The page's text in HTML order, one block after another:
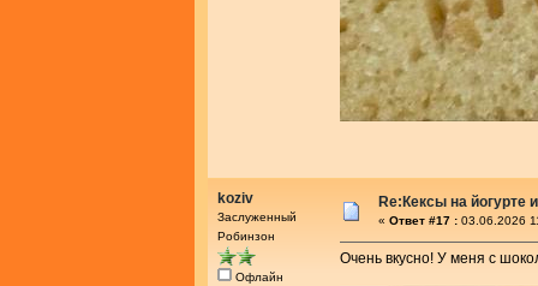
koziv
Заслуженный
Робинзон
Офлайн
Re:Кексы на йогурте
« Ответ #17 : 03.06.2026
Очень вкусно! У меня с